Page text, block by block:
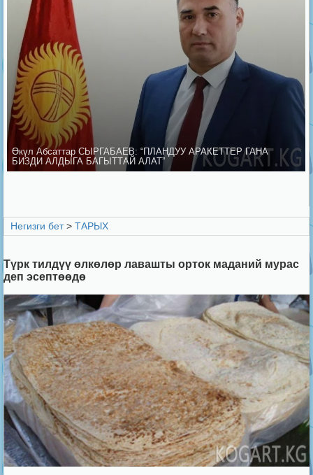
Өкүл Абсаттар СЫРГАБАЕВ: “ПЛАНДУУ АРАКЕТТЕР ГАНА
БИЗДИ АЛДЫГА БАГЫТТАЙ АЛАТ”
Негизги бет> ТАРЫХ
Түрк тилдүү өлкөлөр лавашты орток маданий мурас
деп эсептөөдө